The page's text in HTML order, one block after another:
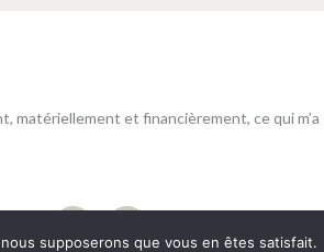
matériellement et financièrement, ce qui m’a
supposerons que vous en êtes satisfait.